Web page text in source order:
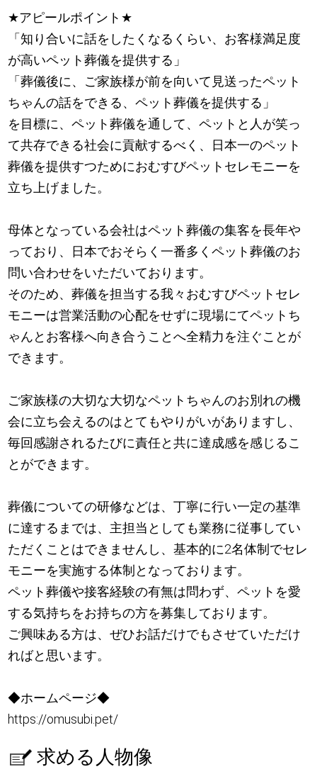
★アピールポイント ★
「知り合いに話をしたくなるくらい、お客様満足度
が高いペット葬儀を提供する」
「葬儀後に、ご家族様が前を向いて見送ったペット
ちゃんの話をできる、ペット葬儀を提供する」
を目標に、ペット葬儀を通して、ペットと人が笑っ
て共存できる社会に貢献するべく、日本一のペット
葬儀を提供すつためにおむすびペットセレモニーを
立ち上げました。
母体となっている会社はペット葬儀の集客を長年や
っており、日本でおそらく一番多くペット葬儀のお
問い合わせをいただいております。
そのため、葬儀を担当する我々おむすびペットセレ
モニーは営業活動の心配をせずに現場にてペットち
ゃんとお客様へ向き合うことへ全精力を注ぐことが
できます。
ご家族様の大切な大切なペットちゃんのお別れの機
会に立ち会えるのはとてもやりがいがありますし、
毎回感謝されるたびに責任と共に達成感を感じるこ
とができます。
葬儀についての研修などは、丁寧に行い一定の基準
に達するまでは、主担当としても業務に従事してい
ただくことはできませんし、基本的に2名体制でセレ
モニーを実施する体制となっております。
ペット葬儀や接客経験の有無は問わず、ペットを愛
する気持ちをお持ちの方を募集しております。
ご興味ある方は、ぜひお話だけでもさせていただけ
ればと思います。
◆ホームページ◆
https://omusubi.pet/
求める人物像